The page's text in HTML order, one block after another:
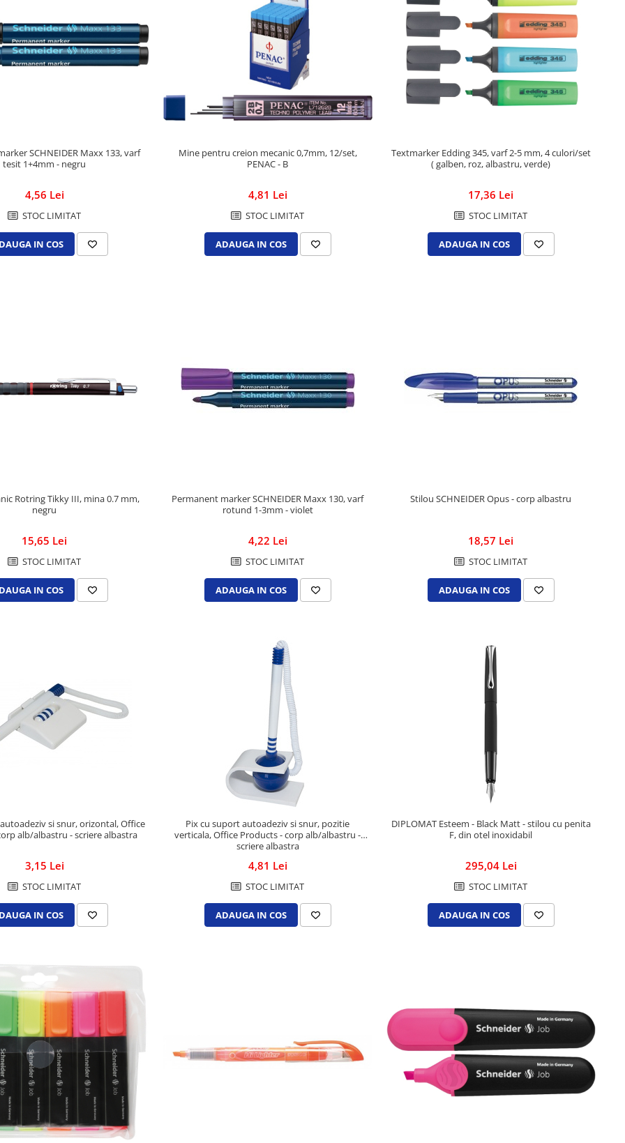
SCHNEIDER Maxx 133, varf
tesit 1+4mm - negru
4,56 Lei
STOC LIMITAT
IN COS
Mine pentru creion mecanic 0,7mm, 12/set,
PENAC - B
4,81 Lei
STOC LIMITAT
ADAUGA IN COS
Textmarker Edding 345, varf 2-5 mm, 4 culori/set
( galben, roz, albastru, verde)
17,36 Lei
STOC LIMITAT
ADAUGA IN COS
Rotring Tikky III, mina 0.7 mm,
negru
15,65 Lei
STOC LIMITAT
IN COS
Permanent marker SCHNEIDER Maxx 130, varf
rotund 1-3mm - violet
4,22 Lei
STOC LIMITAT
ADAUGA IN COS
Stilou SCHNEIDER Opus - corp albastru
18,57 Lei
STOC LIMITAT
ADAUGA IN COS
si snur, orizontal, Office
alb/albastru - scriere albastra
3,15 Lei
STOC LIMITAT
IN COS
Pix cu suport autoadeziv si snur, pozitie
verticala, Office Products - corp alb/albastru -
scriere albastra
4,81 Lei
STOC LIMITAT
ADAUGA IN COS
DIPLOMAT Esteem - Black Matt - stilou cu penita
F, din otel inoxidabil
295,04 Lei
STOC LIMITAT
ADAUGA IN COS